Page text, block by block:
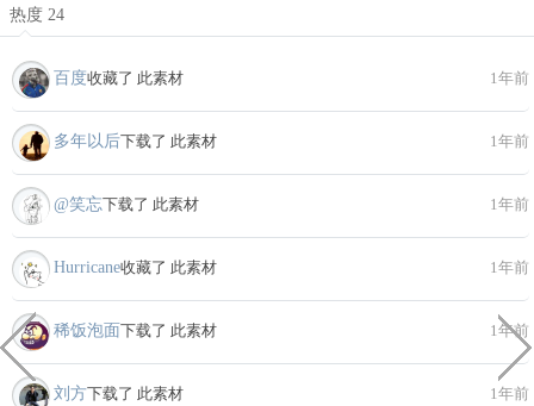
热度 24
百度收藏了 此素材 1年前
多年以后下载了 此素材 1年前
@笑忘下载了 此素材 1年前
Hurricane收藏了 此素材 1年前
稀饭泡面下载了 此素材 1年前
刘方下载了 此素材 1年前